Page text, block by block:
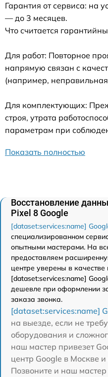
Гарантия от сервиса: на
— до 3 месяцев.
Что считается
Для работ: Повторное
напрямую связан с
(например, неправильная
Для комплектующих:
строя, утрата
параметрам при
Показать полностью
Восстановление
Pixel 8 Google
[dataset:services:name]
специализированном
опытными мастерами. На
предоставляем
центре уверены в
[dataset:services:name]
дешевле при оформлении
заказа звонка.
[dataset:services:name]
на выезде, если не
оборудования и
наш мастер привезет
центр Google в Москве
Позвоните и наш